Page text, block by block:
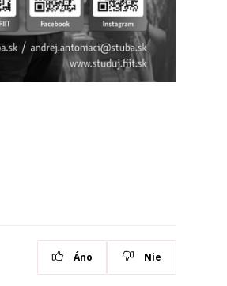
Áno Nie